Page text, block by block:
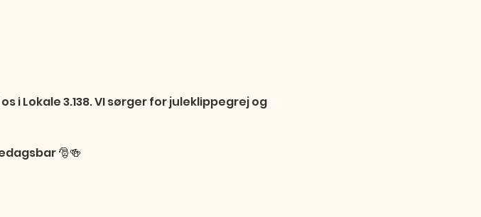
i Lokale 3.138. VI sørger for juleklippegrej og
🎅🍻